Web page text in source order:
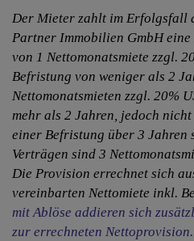
Der Mieter zahlt im Erfolgsfall
Partner Immobilien GmbH
von 1 Nettomonatsmiete zzgl.
Befristung von weniger als 2
Nettomonatsmieten zzgl. 20%
mehr als 2 Jahren, jedoch
einer Befristung über 3 Jahren
Verträgen sind 3
Die Provision errechnet sich
vereinbarten Nettomiete inkl.
mit Ablöse addieren sich
zur errechneten